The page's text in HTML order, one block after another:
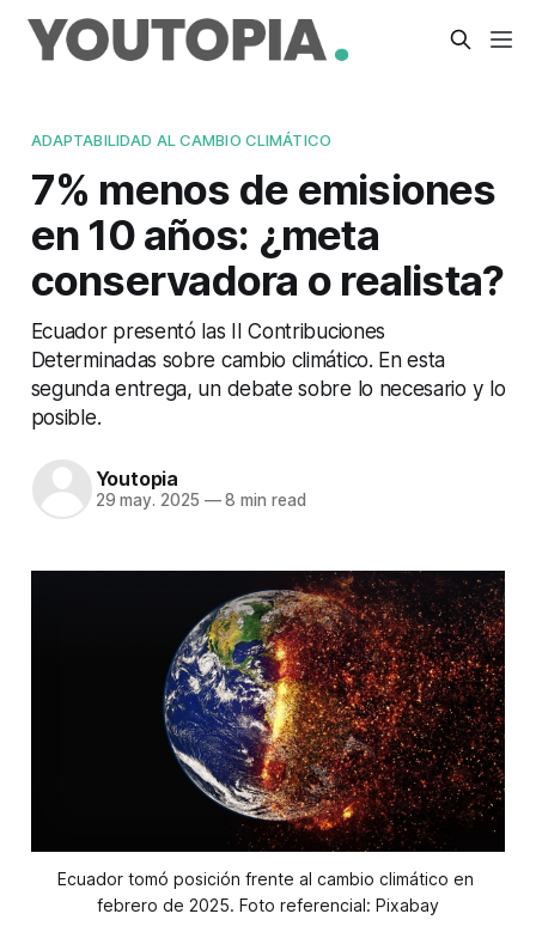
ADAPTABILIDAD AL CAMBIO CLIMÁTICO
7% menos de emisiones
en 10 años: ¿meta
conservadora o realista?
Ecuador presentó las II Contribuciones
Determinadas sobre cambio climático. En esta
segunda entrega, un debate sobre lo necesario y lo
posible.
Youtopia
29 may. 2025 —8 min read
Ecuador tomó posición frente al cambio climático en
febrero de 2025. Foto referencial: Pixabay